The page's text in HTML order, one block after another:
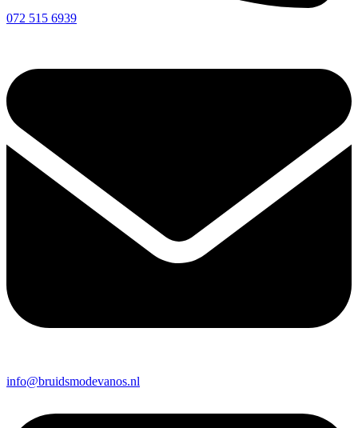
072 515 6939
info@bruidsmodevanos.nl